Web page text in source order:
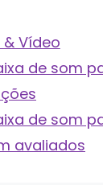
& Vídeo
de som
de som
avaliados